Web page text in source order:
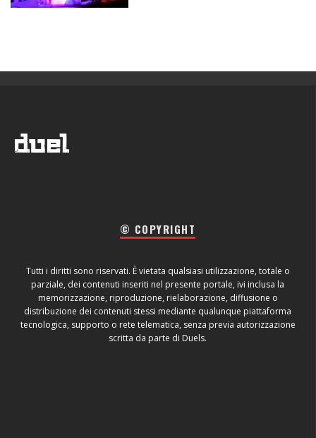
© COPYRIGHT
Tutti i diritti sono riservati. È vietata qualsiasi utilizzazione, totale o
parziale, dei contenuti inseriti nel presente portale, ivi inclusa la
memorizzazione, riproduzione, rielaborazione, diffusione o
distribuzione dei contenuti stessi mediante qualunque piattaforma
tecnologica, supporto o rete telematica, senza previa autorizzazione
scritta da parte di Duels.